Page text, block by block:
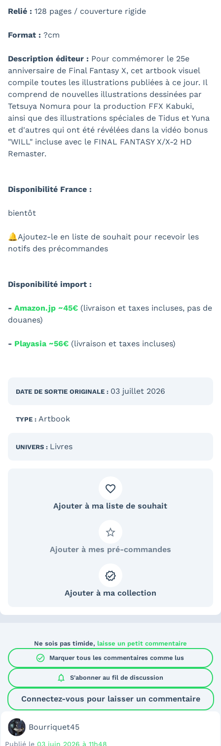
Relié : 128 pages / couverture rigide
Format : ?cm
Description éditeur : Pour commémorer le 25e
anniversaire de Final Fantasy X, cet artbook visuel
compile toutes les illustrations publiées à ce jour. Il
comprend de nouvelles illustrations dessinées par
Tetsuya Nomura pour la production FFX Kabuki,
ainsi que des illustrations spéciales de Tidus et Yuna
et d'autres qui ont été révélées dans la vidéo bonus
"WILL" incluse avec le FINAL FANTASY X/X-2 HD
Remaster.
Disponibilité France :
bientôt
🔔Ajoutez-le en liste de souhait pour recevoir les
notifs des précommandes
Disponibilité import :
- Amazon.jp ~45€ (livraison et taxes incluses, pas de
douanes)
- Playasia ~56€ (livraison et taxes incluses)
DATE DE SORTIE ORIGINALE : 03 juillet 2026
TYPE : Artbook
UNIVERS : Livres
Ajouter à ma liste de souhait
Ajouter à mes pré-commandes
Ajouter à ma collection
Ne sois pas timide, laisse un petit commentaire
check_circle Marquer tous les commentaires comme lus
notifications S'abonner au fil de discussion
Connectez-vous pour laisser un commentaire
Bourriquet45
Publié le 03 juin 2026 à 11h48